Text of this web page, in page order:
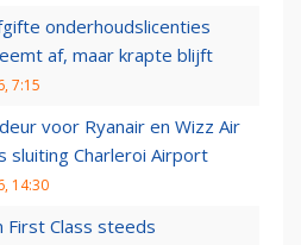
onderhoudslicenties
af, maar krapte blijft
7:15
voor Ryanair en Wizz Air
sluiting Charleroi Airport
14:30
First Class steeds